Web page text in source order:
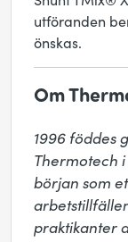
utföranden
önskas.
Om
1996 föddes
Thermotech
början som
praktikanter